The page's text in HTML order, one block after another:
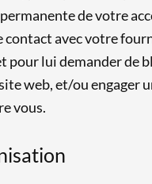
de votre
contact avec votre
pour lui demander de
web, et/ou engager
vous.